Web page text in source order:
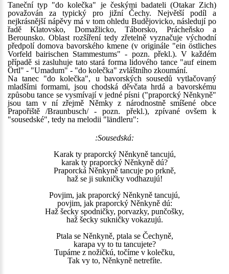
Taneční typ "do kolečka" je českými badateli (Otakar Zich)
považován za typický pro jižní Čechy. Největší podíl a
nejkrásnější nápěvy má v tom ohledu Budějovicko, následují po
řadě Klatovsko, Domažlicko, Táborsko, Prácheňsko a
Berounsko. Oblast rozšíření tedy zřetelně vyznačuje východní
předpolí domova bavorského kmene (v originále "ein östliches
Vorfeld bairischen Stammestums" - pozn. překl.). V každém
případě si zasluhuje tato stará forma lidového tance "auf einem
Örtl" - "Umadum" - "do kolečka" zvláštního zkoumání.
Na tanec "do kolečka", u bavorských sousedů vytlačovaný
mladšími formami, jsou chodská děvčata hrdá a bavorskému
způsobu tance se vysmívají v jedné písni ("praporcký Něnkyně"
jsou tam v ní zřejmě Němky z národnostně smíšené obce
Prapořiště /Braunbusch/ - pozn. překl.), zpívané ovšem k
"sousedské", tedy na melodii "ländleru":
:Sousedská:
Karak ty praporcký Něnkyně tancujú,
karak ty praporcký Něnkyně dú?
Praporcká Něnkyně tancuje po prkně,
haž se ji sukničky vodhazujú!
Povjim, jak praporcký Něnkyně tancujú,
povjim, jak praporcký Něnkyně dú:
Haž šecky spodničky, porvazky, punčošky,
haž šecky sukničky vokazujú.
Ptala se Něnkyně, ptala se Čechyně,
karapa vy to tu tancujete?
Tupáme z nožičkú, točíme v kolečku,
Tak vy to, Něnkyně netrefíte.